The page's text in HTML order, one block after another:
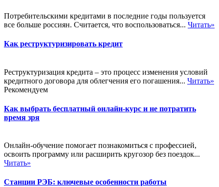
Потребительскими кредитами в последние годы пользуется
все больше россиян. Считается, что воспользоваться... Читать»
Как реструктуризировать кредит
Реструктуризация кредита – это процесс изменения условий
кредитного договора для облегчения его погашения... Читать»
Рекомендуем
Как выбрать бесплатный онлайн-курс и не потратить
время зря
Онлайн-обучение помогает познакомиться с профессией,
освоить программу или расширить кругозор без поездок...
Читать»
Станции РЭБ: ключевые особенности работы